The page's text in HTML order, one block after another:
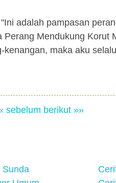
adalah pampasan
Mendukung Korut
maka aku
sebelum berikut »»
Sunda